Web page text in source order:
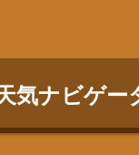
気ナビゲー